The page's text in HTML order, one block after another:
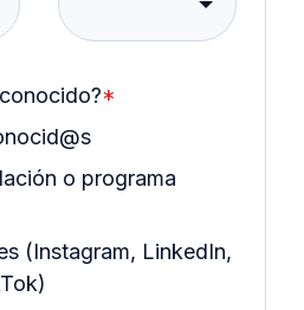
*
o programa
(Instagram, LinkedIn,